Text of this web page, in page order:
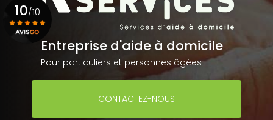
Entreprise d'aide à domicile
Pour particuliers et personnes âgées
CONTACTEZ-NOUS
10/10
Voir le certificat